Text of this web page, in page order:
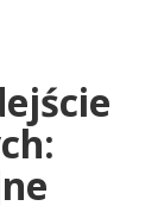
r